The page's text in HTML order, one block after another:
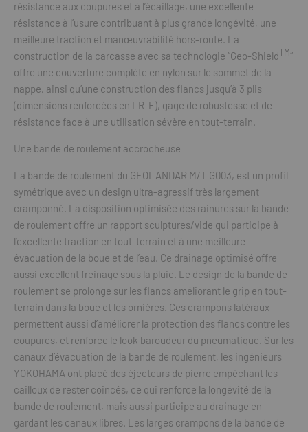
résistance aux coupures et à l’écaillage, une excellente
résistance à l’usure contribuant à plus grande longévité, une
meilleure traction et manœuvrabilité hors-route. La
construction de la carcasse avec sa technologie “Geo-ShieldTM“
offre une couverture complète en nylon sur le sommet de la
nappe, ainsi qu’une construction des flancs jusqu’à 3 plis
(dimensions renforcées en LR-E), gage de robustesse et de
résistance face à une utilisation sévère en tout-terrain.
Une bande de roulement accrocheuse
La bande de roulement du GEOLANDAR M/T G003, est un profil
symétrique avec un design ultra-agressif très largement
cramponné. La disposition optimisée des rainures sur la bande
de roulement offre un rapport sculptures/vide qui participe à
l’excellente traction en tout-terrain et à une meilleure
évacuation de la boue et de l’eau. Ce drainage optimisé offre
aussi excellent freinage sous la pluie. Le design de la bande de
roulement se prolonge sur les flancs améliorant le grip en tout-
terrain dans la boue et les ornières. Ces crampons latéraux
permettent aussi d’améliorer la protection des flancs contre les
coupures, et renforce le look baroudeur du pneumatique. Sur les
canaux d’évacuation de la bande de roulement, les ingénieurs
YOKOHAMA ont placé des éjecteurs de pierre empêchant les
cailloux de rester coincés, ce qui renforce la longévité de la
bande de roulement, mais aussi participe au drainage en
gardant les canaux libres. Les larges crampons de la bande de